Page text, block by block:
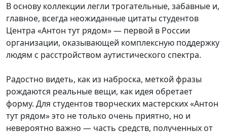
В основу коллекции легли трогательные, забавные и,
главное, всегда неожиданные цитаты студентов
Центра «Антон тут рядом» — первой в России
организации, оказывающей комплексную поддержку
людям с расстройством аутистического спектра.
Радостно видеть, как из наброска, меткой фразы
рождаются реальные вещи, как идея обретает
форму. Для студентов творческих мастерских «Антон
тут рядом» это не только очень приятно, но и
невероятно важно — часть средств, полученных от